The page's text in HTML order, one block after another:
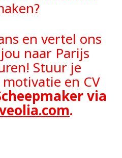
en vertel ons
naar Parijs
Stuur je
en CV
via
.